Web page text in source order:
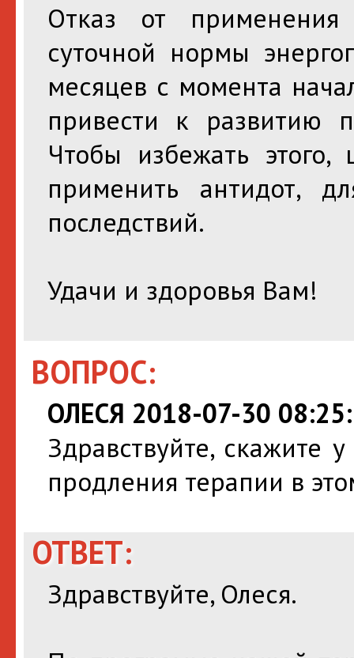
Отказ от
суточной нормы
месяцев с момента
привести к развитию
Чтобы избежать этого,
применить антидот,
последствий.
Удачи и здоровья Вам!
ВОПРОС:
ОЛЕСЯ 2018-07-30
Здравствуйте, скажите
продления терапии в
ОТВЕТ:
Здравствуйте, Олеся.